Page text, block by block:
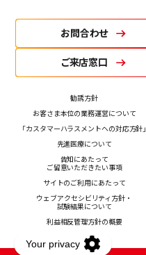
お問合わせ
ご来店窓口
勧誘方針
お客さま本位の業務運営について
「カスタマーハラスメントへの対応方針」
先進医療について
告知にあたって
ご留意いただきたい事項
サイトのご利用にあたって
ウェブアクセシビリティ方針・
試験結果について
利益相反管理方針の概要